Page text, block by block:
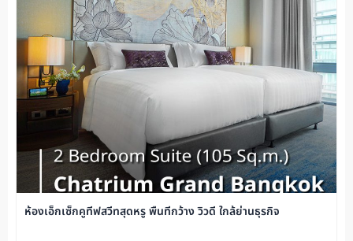
ห้องเอ็กเซ็กคูทีฟสวีทสุดหรู พื้นที่กว้าง วิวดี ใกล้ย่านธุรกิจ